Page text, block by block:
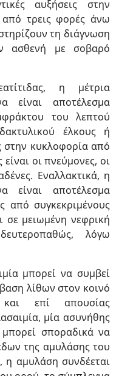
αυξήσεις στην
τρεις φορές άνω
τη διάγνωση
ασθενή με σοβαρό
η μέτρια
είναι αποτέλεσμα
του λεπτού
έλκους ή
κυκλοφορία από
οι πνεύμονες, οι
Εναλλακτικά, η
είναι αποτέλεσμα
από συγκεκριμένους
σε μειωμένη νεφρική
λόγω
μπορεί να συμβεί
λίθων στον κοινό
επί απουσίας
μία ασυνήθης
σποραδικά να
της αμυλάσης του
η αμυλάση συνδέεται